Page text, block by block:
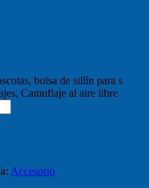
bolsa de sillín para s
Camuflaje al aire libre
Accesorio